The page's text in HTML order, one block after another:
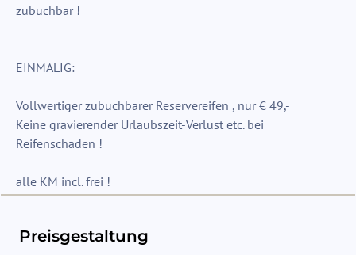
zubuchbar !
EINMALIG:
Vollwertiger zubuchbarer Reservereifen , nur € 49,-
Keine gravierender Urlaubszeit-Verlust etc. bei
Reifenschaden !
Preisgestaltung